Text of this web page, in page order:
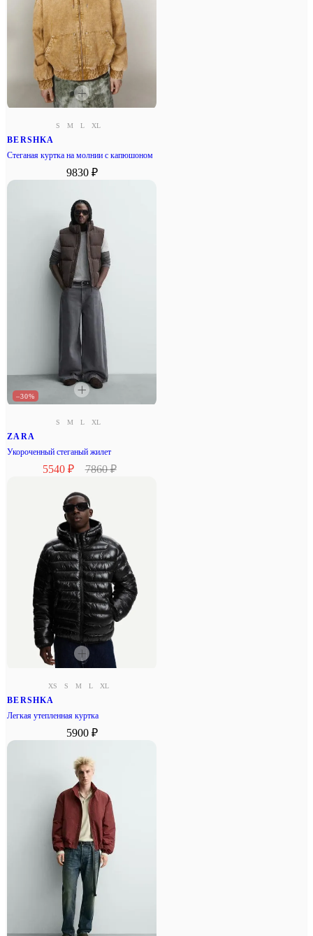
S M L XL
BERSHKA
Стеганая куртка на молнии с капюшоном
9830 ₽
–30%
S M L XL
ZARA
Укороченный стеганый жилет
5540 ₽ 7860 ₽
XS S M L XL
BERSHKA
Легкая утепленная куртка
5900 ₽